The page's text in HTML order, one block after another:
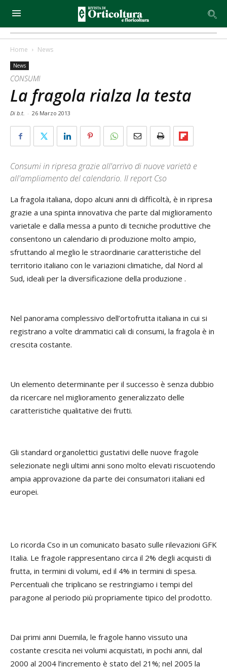
Home News
News
CONSUMI
La fragola rialza la testa
Di b.t. - 26 Marzo 2013
Consumi in ripresa grazie all'arrivo di nuove varietà e
all'ampliamento del calendario. Il report Cso
La fragola italiana, dopo alcuni anni di difficoltà, è in ripresa
grazie a una spinta innovativa che parte dal miglioramento
varietale e dalla messa a punto di tecniche produttive che
consentono un calendario di produzione molto ampio,
sfruttando al meglio le straordinarie caratteristiche del
territorio italiano con le variazioni climatiche, dal Nord al
Sud, ideali per la diversificazione della produzione .
Nel panorama complessivo dell’ortofrutta italiana in cui si
registrano a volte drammatici cali di consumi, la fragola è in
crescita costante.
Un elemento determinante per il successo è senza dubbio
da ricercare nel miglioramento generalizzato delle
caratteristiche qualitative dei frutti.
Gli standard organolettici gustativi delle nuove fragole
selezionate negli ultimi anni sono molto elevati riscuotendo
ampia approvazione da parte dei consumatori italiani ed
europei.
Lo ricorda Cso in un comunicato basato sulle rilevazioni GFK
Italia. Le fragole rappresentano circa il 2% degli acquisti di
frutta, in termini di volumi, ed il 4% in termini di spesa.
Percentuali che triplicano se restringiamo i tempi del
paragone al periodo più propriamente tipico del prodotto.
Dai primi anni Duemila, le fragole hanno vissuto una
costante crescita nei volumi acquistati, in pochi anni, dal
2000 al 2004 l’incremento è stato del 21%; nel 2005 la